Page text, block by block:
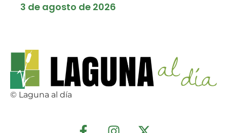
3 de agosto de 2026
© Laguna al día